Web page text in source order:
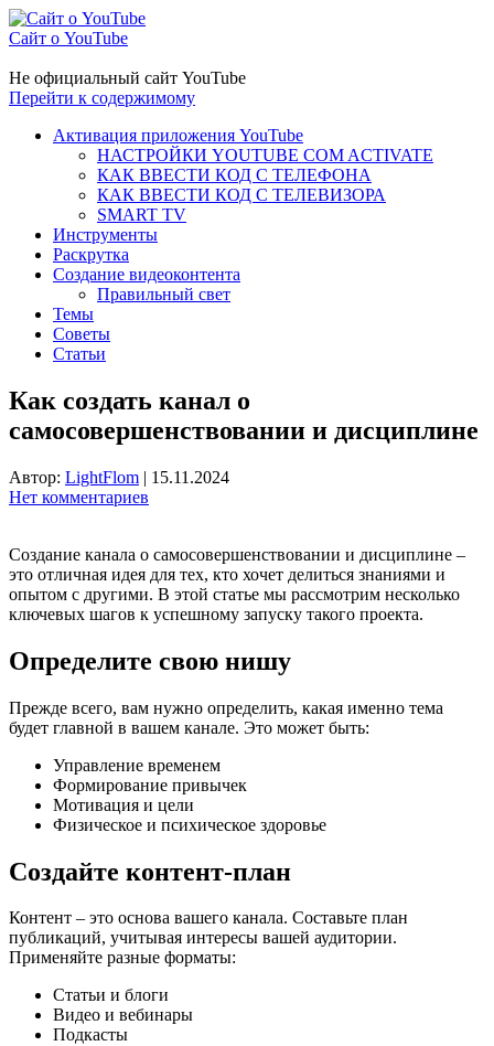
Сайт о YouTube
Не официальный сайт YouTube
Перейти к содержимому
Активация приложения YouTube
НАСТРОЙКИ YOUTUBE COM ACTIVATE
КАК ВВЕСТИ КОД С ТЕЛЕФОНА
КАК ВВЕСТИ КОД С ТЕЛЕВИЗОРА
SMART TV
Инструменты
Раскрутка
Создание видеоконтента
Правильный свет
Темы
Советы
Статьи
Как создать канал о
самосовершенствовании и дисциплине
Автор: LightFlom | 15.11.2024
Нет комментариев
Создание канала о самосовершенствовании и дисциплине –
это отличная идея для тех, кто хочет делиться знаниями и
опытом с другими. В этой статье мы рассмотрим несколько
ключевых шагов к успешному запуску такого проекта.
Определите свою нишу
Прежде всего, вам нужно определить, какая именно тема
будет главной в вашем канале. Это может быть:
Управление временем
Формирование привычек
Мотивация и цели
Физическое и психическое здоровье
Создайте контент-план
Контент – это основа вашего канала. Составьте план
публикаций, учитывая интересы вашей аудитории.
Применяйте разные форматы:
Статьи и блоги
Видео и вебинары
Подкасты